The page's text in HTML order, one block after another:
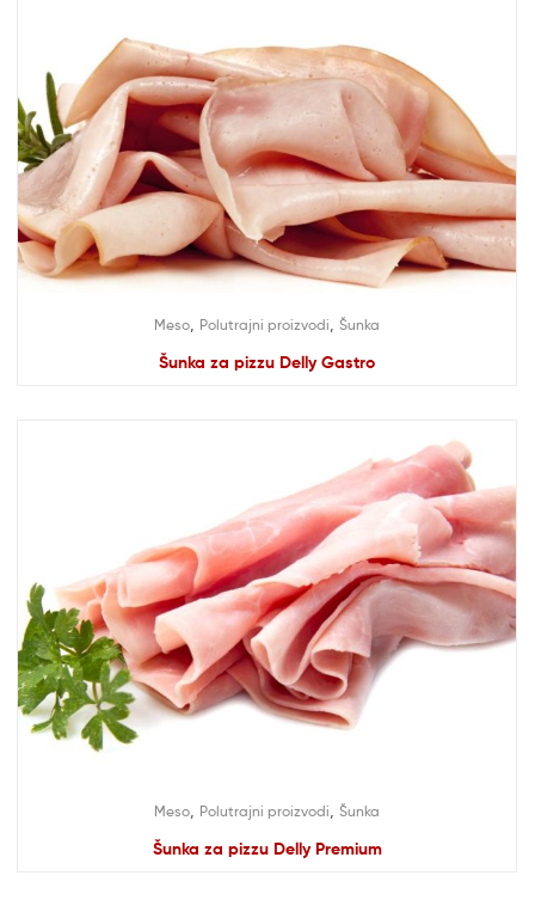
Meso, Polutrajni proizvodi, Šunka
Šunka za pizzu Delly Gastro
Meso Polutrajni proizvodi Šunka
Šunka za pizzu Delly Premium